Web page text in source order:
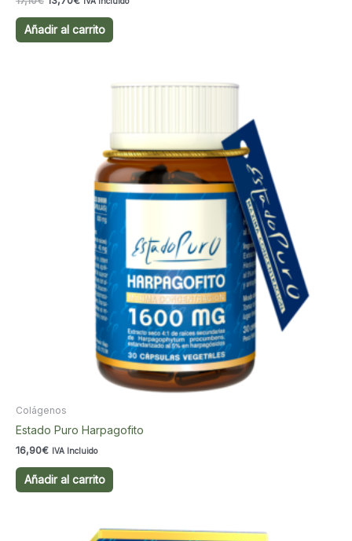
original
era:
actual
es:
Añadir al carrito
Colágenos
Estado Puro Harpagofito
16,90€ IVA Incluido
Añadir al carrito